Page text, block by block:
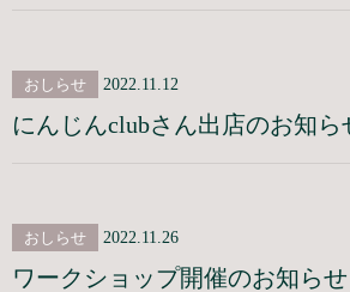
おしらせ 2022.11.12
にんじんclubさん出店のお知ら
おしらせ 2022.11.26
ワークショップ開催のお知らせ